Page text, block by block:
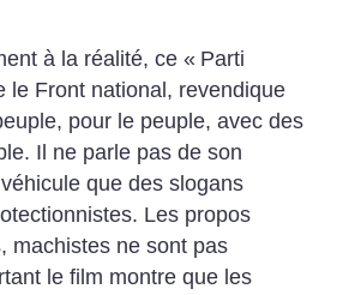
à la réalité, ce « Parti
le Front national, revendique
pour le peuple, avec des
Il ne parle pas de son
que des slogans
Les propos
machistes ne sont pas
le film montre que les